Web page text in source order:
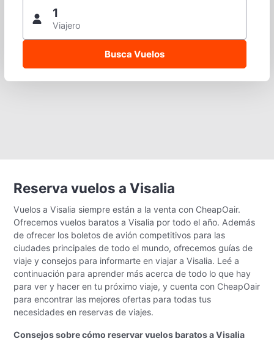
1
Viajero
Reserva vuelos a Visalia
Vuelos a Visalia siempre están a la venta con CheapOair.
Ofrecemos vuelos baratos a Visalia por todo el año. Además
de ofrecer los boletos de avión competitivos para las
ciudades principales de todo el mundo, ofrecemos guías de
viaje y consejos para informarte en viajar a Visalia. Leé a
continuación para aprender más acerca de todo lo que hay
para ver y hacer en tu próximo viaje, y cuenta con CheapOair
para encontrar las mejores ofertas para todas tus
necesidades en reservas de viajes.
Consejos sobre cómo reservar vuelos baratos a Visalia